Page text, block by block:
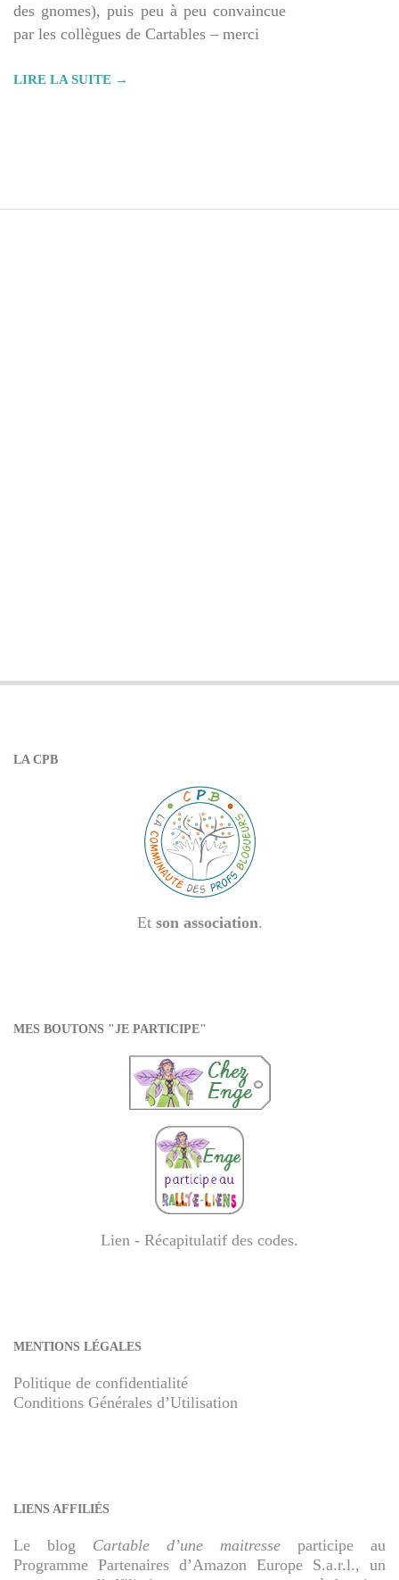
des gnomes), puis peu à peu convaincue
par les collègues de Cartables – merci
LIRE LA SUITE →
LA CPB
Et son association.
MES BOUTONS "JE PARTICIPE"
Lien - Récapitulatif des codes.
MENTIONS LÉGALES
Politique de confidentialité
Conditions Générales d’Utilisation
LIENS AFFILIÉS
Le blog Cartable d’une maitresse participe au
Programme Partenaires d’Amazon Europe S.a.r.l., un